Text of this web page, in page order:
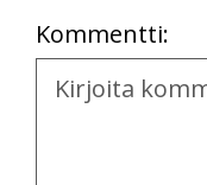
Kommentti:
Kommentti